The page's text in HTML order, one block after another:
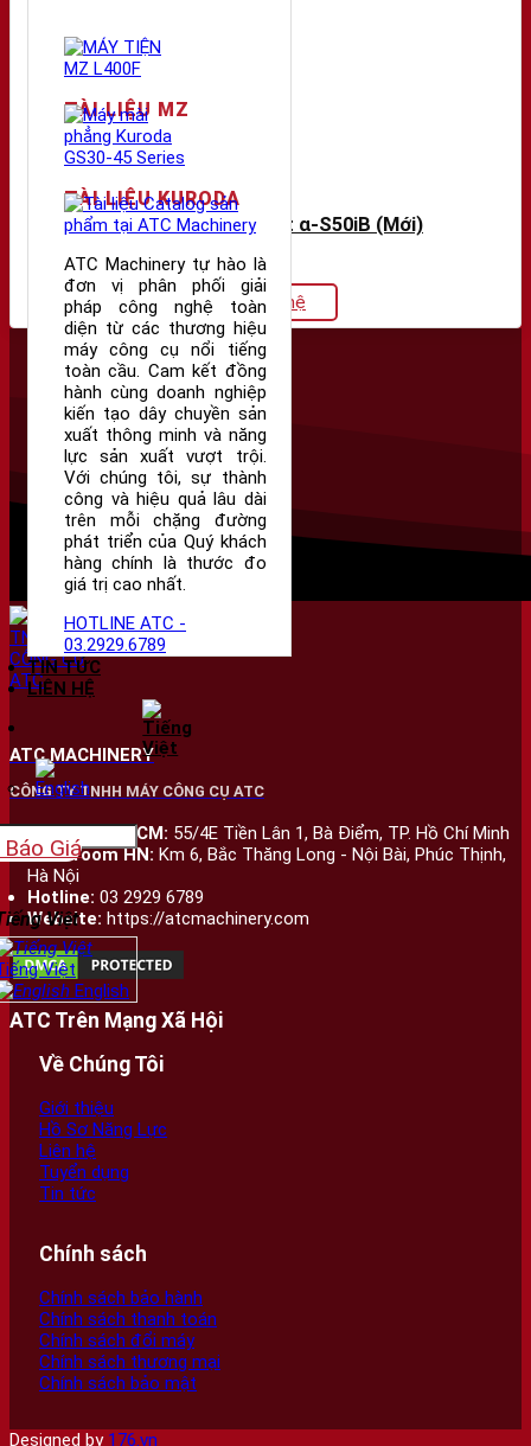
TÀI LIỆU MZ
TÀI LIỆU KURODA
ATC Machinery tự hào là
đơn vị phân phối giải
pháp công nghệ toàn
diện từ các thương hiệu
máy công cụ nổi tiếng
toàn cầu. Cam kết đồng
hành cùng doanh nghiệp
kiến tạo dây chuyền sản
xuất thông minh và năng
lực sản xuất vượt trội.
Với chúng tôi, sự thành
công và hiệu quả lâu dài
trên mỗi chặng đường
phát triển của Quý khách
hàng chính là thước đo
giá trị cao nhất.
HOTLINE ATC -
03.2929.6789
TIN TỨC
LIÊN HỆ
Giá
Việt
English
Máy ép nhựa Fanuc Roboshot α-S50iB (Mới)
Giá liên hệ
ATC MACHINERY
CÔNG TY TNHH MÁY CÔNG CỤ ATC
Showroom HCM: 55/4E Tiền Lân 1, Bà Điểm, TP. Hồ Chí Minh
Showroom HN: Km 6, Bắc Thăng Long - Nội Bài, Phúc Thịnh,
Hà Nội
Hotline: 03 2929 6789
Website: https://atcmachinery.com
ATC Trên Mạng Xã Hội
Về Chúng Tôi
Giới thiệu
Hồ Sơ Năng Lực
Liên hệ
Tuyển dụng
Tin tức
Chính sách
Chính sách bảo hành
Chính sách thanh toán
Chính sách đổi máy
Chính sách thương mại
Chính sách bảo mật
Designed by 176.vn